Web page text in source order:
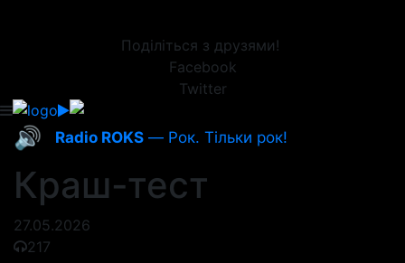
Поділіться з друзями!
Facebook
Twitter
🔊 Radio ROKS — Рок. Тільки рок!
Краш-тест
27.05.2026
217